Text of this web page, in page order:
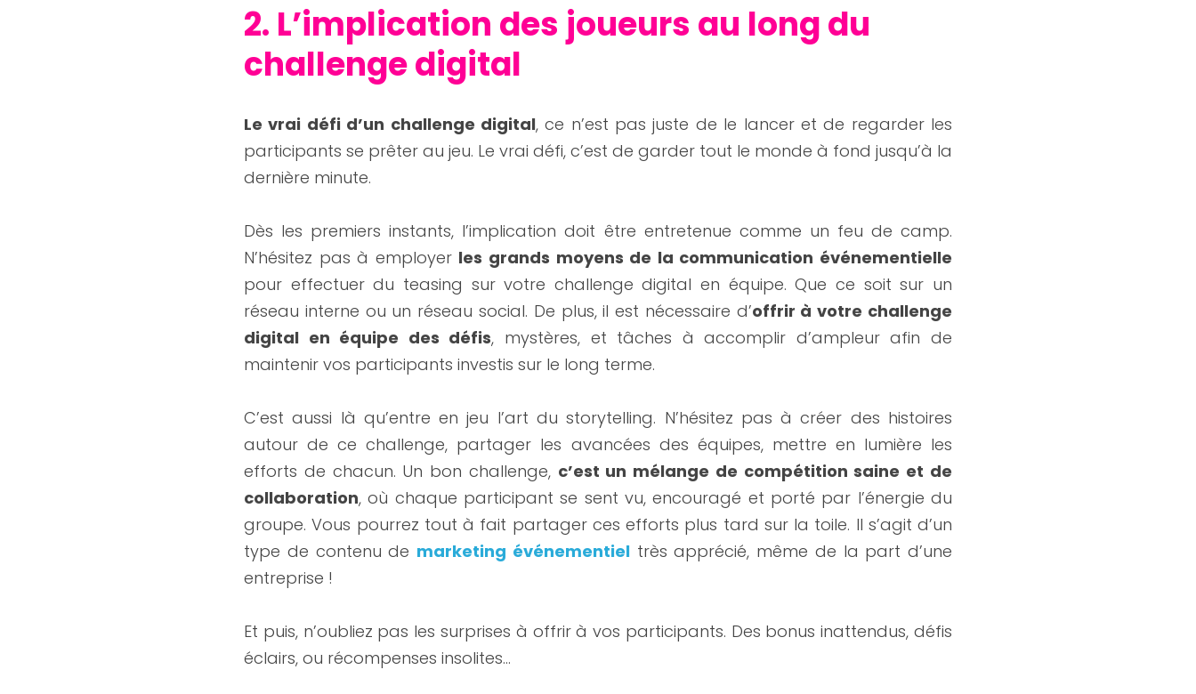
2. L’implication des joueurs au long du
challenge digital
Le vrai défi d’un challenge digital, ce n’est pas juste de le lancer et de regarder les
participants se prêter au jeu. Le vrai défi, c’est de garder tout le monde à fond jusqu’à la
dernière minute.
Dès les premiers instants, l’implication doit être entretenue comme un feu de camp.
N’hésitez pas à employer les grands moyens de la communication événementielle
pour effectuer du teasing sur votre challenge digital en équipe. Que ce soit sur un
réseau interne ou un réseau social. De plus, il est nécessaire d’offrir à votre challenge
digital en équipe des défis, mystères, et tâches à accomplir d’ampleur afin de
maintenir vos participants investis sur le long terme.
C’est aussi là qu’entre en jeu l’art du storytelling. N’hésitez pas à créer des histoires
autour de ce challenge, partager les avancées des équipes, mettre en lumière les
efforts de chacun. Un bon challenge, c’est un mélange de compétition saine et de
collaboration, où chaque participant se sent vu, encouragé et porté par l’énergie du
groupe. Vous pourrez tout à fait partager ces efforts plus tard sur la toile. Il s’agit d’un
type de contenu de marketing événementiel très apprécié, même de la part d’une
entreprise !
Et puis, n’oubliez pas les surprises à offrir à vos participants. Des bonus inattendus, défis
éclairs, ou récompenses insolites…